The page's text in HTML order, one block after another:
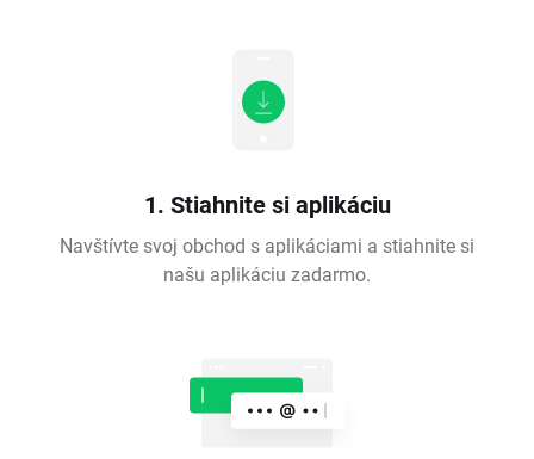
1. Stiahnite si aplikáciu
Navštívte svoj obchod s aplikáciami a stiahnite si
našu aplikáciu zadarmo.